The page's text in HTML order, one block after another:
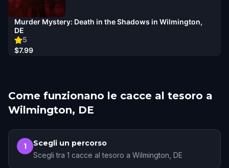
5
Murder Mystery: Death in the Shadows in Wilmington,
DE
$7.99
Come funzionano le cacce al tesoro a
Wilmington, DE
1 Scegli un percorso
Scegli tra 1 cacce al tesoro a Wilmington, DE